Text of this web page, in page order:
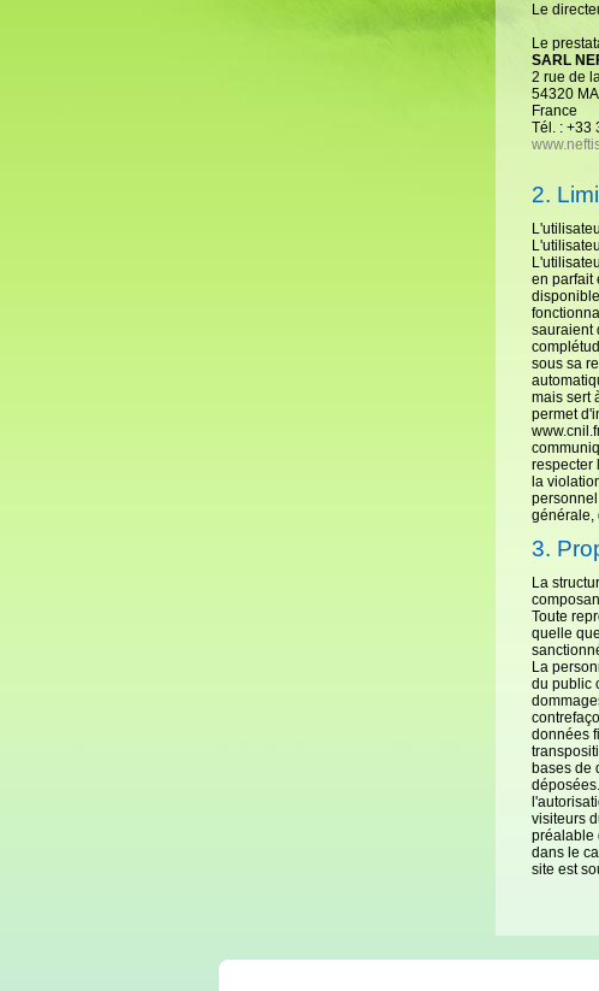
Le
Le
SARL
2 rue de
54320
France
Tél. : +33
2.
en parfait
sauraient
sous sa
mais sert
permet
respecter
la
générale,
3.
La
Toute
quelle
La
du public
données
bases de
visiteurs
préalable
dans le
site est